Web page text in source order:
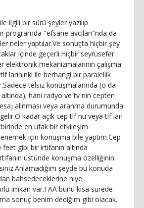
ilgili bir sürü şeyler yazılıp
programda "efsane avcıları"nda da
neler yaptılar.Ve sonuçta hiçbir şey
içinde geçerli.Hiçbir seyrüsefer
elektronik mekanizmalarının çalışma
larınınki ile herhangi bir paralellik
telsiz konuşmalarında (o da
hani radyo ve tv nin cepten
alınması veya aranma durumunda
kadar açık cep tlf nu veya tlf ları
en ufak bir etkileşim
için konuşma bile yaptım.Cep
gibi bir irtifanın altında
üstünde konuşma özelliğinin
şeyde bu konuda
bahsedeceklerine niye
imkan var.FAA bunu kısa sürede
sonuç benim dediğim gibi olacak.